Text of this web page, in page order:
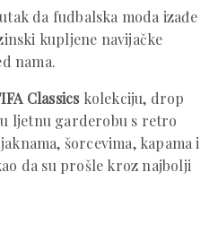
da fudbalska moda izađe
kupljene navijačke
nama.
Classicskolekciju, drop
ljetnu garderobu s retro
šorcevima, kapama i
da su prošle kroz najbolji